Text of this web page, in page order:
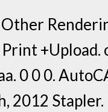
0 0 0.
2012